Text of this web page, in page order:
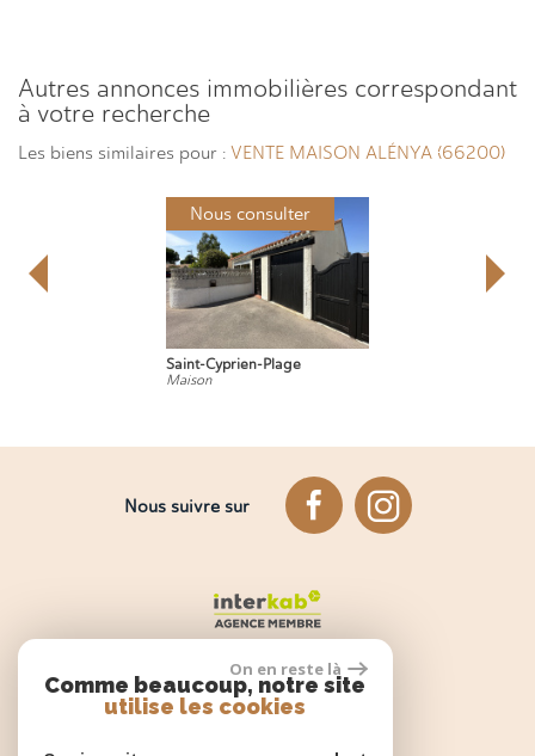
autres annonces immobilières correspondant
à votre recherche
Les biens similaires pour : VENTE MAISON ALÉNYA (66200)
Nous consulter
Saint-Cyprien-Plage
Maison
Nous suivre sur
Espace propriétaire
On en reste là
Comme beaucoup, notre site
utilise les cookies